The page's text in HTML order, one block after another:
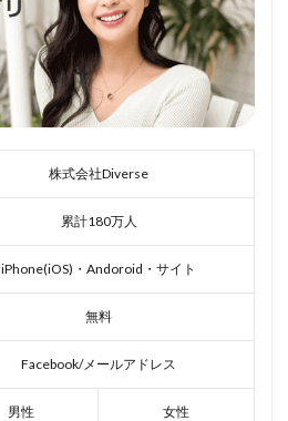
株式会社Diverse
累計180万人
iPhone(iOS)・Andoroid・サイト
無料
Facebook/メールアドレス
男性 女性